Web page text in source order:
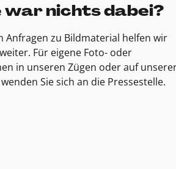
war nichts dabei?
Anfragen zu Bildmaterial helfen wir
Für eigene Foto- oder
in unseren Zügen oder auf
Sie sich an die Pressestelle.